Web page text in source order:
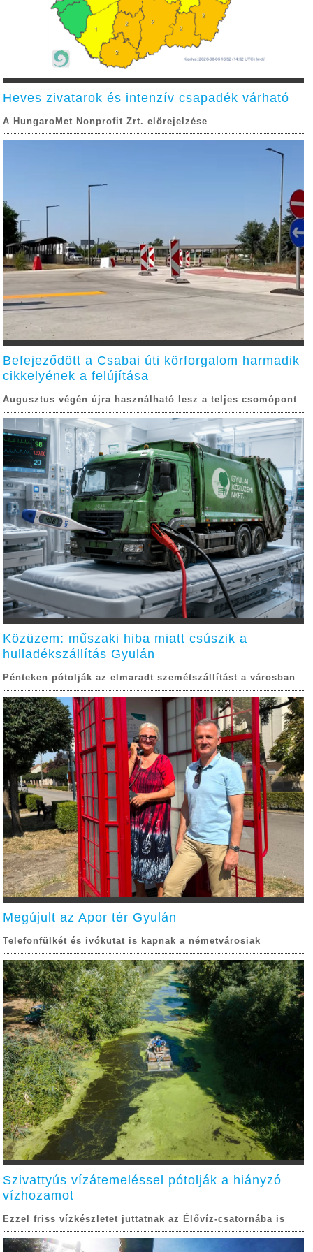
Heves zivatarok és intenzív csapadék várható
A HungaroMet Nonprofit Zrt. előrejelzése
Befejeződött a Csabai úti körforgalom harmadik
cikkelyének a felújítása
Augusztus végén újra használható lesz a teljes csomópont
Közüzem: műszaki hiba miatt csúszik a
hulladékszállítás Gyulán
Pénteken pótolják az elmaradt szemétszállítást a városban
Megújult az Apor tér Gyulán
Telefonfülkét és ivókutat is kapnak a németvárosiak
Szivattyús vízátemeléssel pótolják a hiányzó
vízhozamot
Ezzel friss vízkészletet juttatnak az Élővíz-csatornába is